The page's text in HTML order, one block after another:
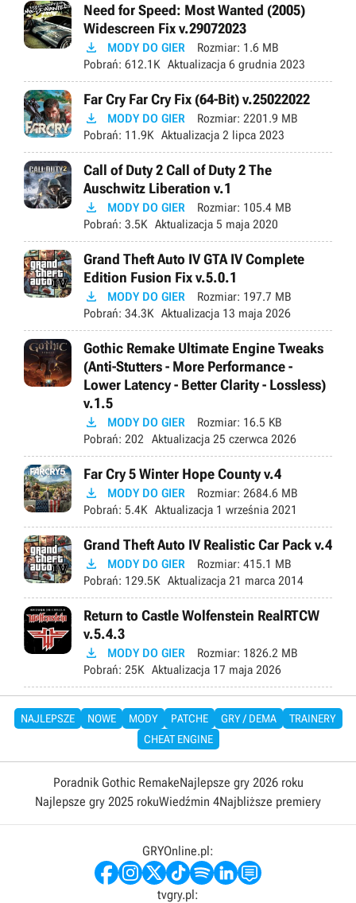
Need for Speed: Most Wanted (2005)
Widescreen Fix v.29072023
 MODY DO GIER Rozmiar: 1.6 MB
Pobrań: 612.1K Aktualizacja 6 grudnia 2023
Far Cry Far Cry Fix (64-Bit) v.25022022
 MODY DO GIER Rozmiar: 2201.9 MB
Pobrań: 11.9K Aktualizacja 2 lipca 2023
Call of Duty 2 Call of Duty 2 The
Auschwitz Liberation v.1
 MODY DO GIER Rozmiar: 105.4 MB
Pobrań: 3.5K Aktualizacja 5 maja 2020
Grand Theft Auto IV GTA IV Complete
Edition Fusion Fix v.5.0.1
 MODY DO GIER Rozmiar: 197.7 MB
Pobrań: 34.3K Aktualizacja 13 maja 2026
Gothic Remake Ultimate Engine Tweaks
(Anti-Stutters - More Performance -
Lower Latency - Better Clarity - Lossless)
v.1.5
 MODY DO GIER Rozmiar: 16.5 KB
Pobrań: 202 Aktualizacja 25 czerwca 2026
Far Cry 5 Winter Hope County v.4
 MODY DO GIER Rozmiar: 2684.6 MB
Pobrań: 5.4K Aktualizacja 1 września 2021
Grand Theft Auto IV Realistic Car Pack v.4
 MODY DO GIER Rozmiar: 415.1 MB
Pobrań: 129.5K Aktualizacja 21 marca 2014
Return to Castle Wolfenstein RealRTCW
v.5.4.3
 MODY DO GIER Rozmiar: 1826.2 MB
Pobrań: 25K Aktualizacja 17 maja 2026
NAJLEPSZE NOWE MODY PATCHE GRY / DEMA
TRAINERY
CHEAT ENGINE
Poradnik Gothic RemakeNajlepsze gry 2026 roku
Najlepsze gry 2025 rokuWiedźmin 4Najbliższe premiery
GRYOnline.pl:
tvgry.pl: